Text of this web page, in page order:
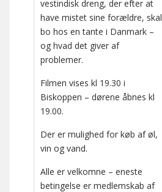
vestindisk dreng, der efter at
have mistet sine forældre, skal
bo hos en tante i Danmark –
og hvad det giver af
problemer.
Filmen vises kl 19.30 i
Biskoppen – dørene åbnes kl
19.00.
Der er mulighed for køb af øl,
vin og vand.
Alle er velkomne – eneste
betingelse er medlemskab af